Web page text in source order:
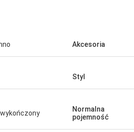
sklep z ubraniami. Jest atrakcyjna i
powierzchni. Jestem zadowolony
Akcesoria
Styl
Normalna
pojemność